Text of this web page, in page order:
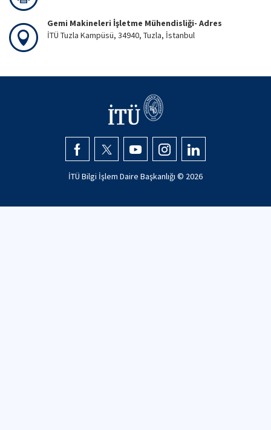
Gemi Makineleri İşletme Mühendisliği- Adres
İTÜ Tuzla Kampüsü, 34940, Tuzla, İstanbul
İTÜ Bilgi İşlem Daire Başkanlığı © 2026